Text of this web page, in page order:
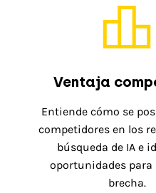
Ventaja
Entiende cómo se
competidores en los
búsqueda de IA e
oportunidades para
brecha.